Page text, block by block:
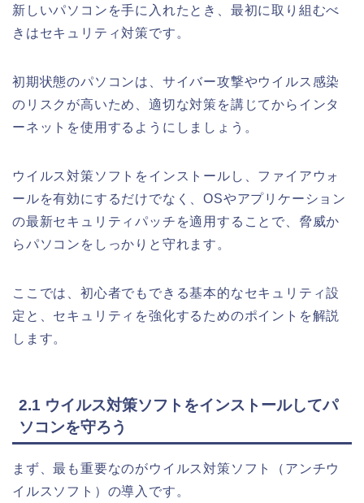
新しいパソコンを手に入れたとき、最初に取り組むべ
きはセキュリティ対策です。
初期状態のパソコンは、サイバー攻撃やウイルス感染
のリスクが高いため、適切な対策を講じてからインタ
ーネットを使用するようにしましょう。
ウイルス対策ソフトをインストールし、ファイアウォ
ールを有効にするだけでなく、OSやアプリケーション
の最新セキュリティパッチを適用することで、脅威か
らパソコンをしっかりと守れます。
ここでは、初心者でもできる基本的なセキュリティ設
定と、セキュリティを強化するためのポイントを解説
します。
2.1 ウイルス対策ソフトをインストールしてパ
ソコンを守ろう
まず、最も重要なのがウイルス対策ソフト（アンチウ
イルスソフト）の導入です。